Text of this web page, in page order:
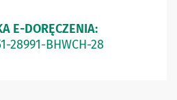
E-DORĘCZENIA:
28991-BHWCH-28